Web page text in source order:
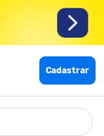
Cadastrar